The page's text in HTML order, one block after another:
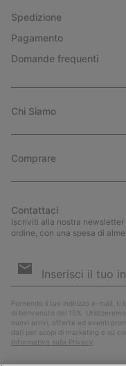
Spedizione
Pagamento
Domande frequenti
Chi Siamo
Comprare
Contattaci
Iscriviti alla nostra
ordine, con una spesa di
e-
Fornendo il tuo indirizzo e-mail, ti
di benvenuto del 15%.
nuovi arrivi, offerte ed eventi
dati per scopi di marketing e su
Informativa sulla Privacy